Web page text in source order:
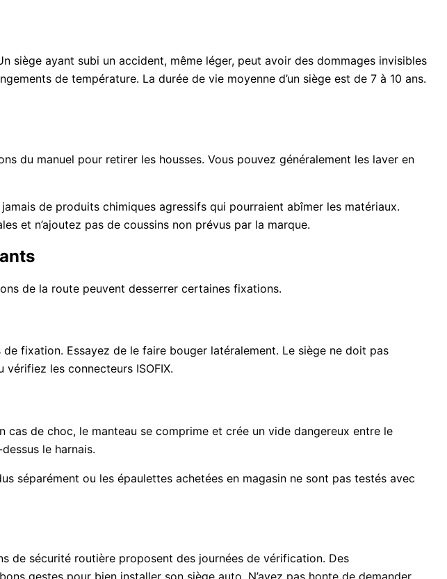
siège ayant subi un accident, même léger, peut avoir des dommages invisibles
de température. La durée de vie moyenne d’un siège est de 7 à 10 ans.
du manuel pour retirer les housses. Vous pouvez généralement les laver en
de produits chimiques agressifs qui pourraient abîmer les matériaux.
et n’ajoutez pas de coussins non prévus par la marque.
de la route peuvent desserrer certaines fixations.
fixation. Essayez de le faire bouger latéralement. Le siège ne doit pas
les connecteurs ISOFIX.
cas de choc, le manteau se comprime et crée un vide dangereux entre le
le harnais.
séparément ou les épaulettes achetées en magasin ne sont pas testés avec
de sécurité routière proposent des journées de vérification. Des
gestes pour bien installer son siège auto. N’ayez pas honte de demander.